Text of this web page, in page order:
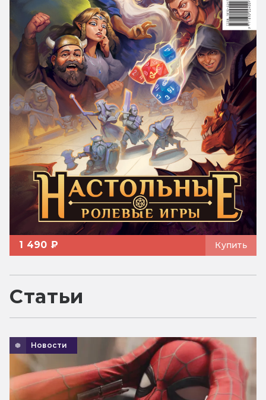
1 490 ₽ Купить
Статьи
Новости